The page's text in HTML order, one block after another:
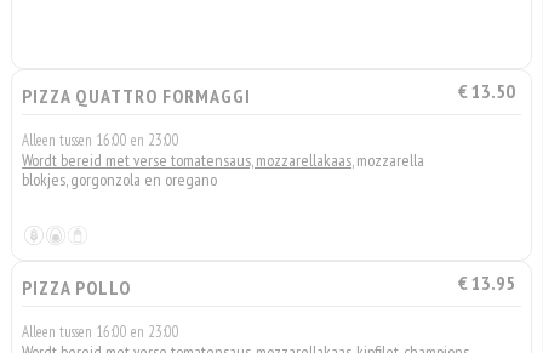
PIZZA QUATTRO FORMAGGI € 13.50
Alleen tussen 16:00 en 23:00
Wordt bereid met verse tomatensaus, mozzarellakaas, mozzarella
blokjes, gorgonzola en oregano
PIZZA POLLO € 13.95
Alleen tussen 16:00 en 23:00